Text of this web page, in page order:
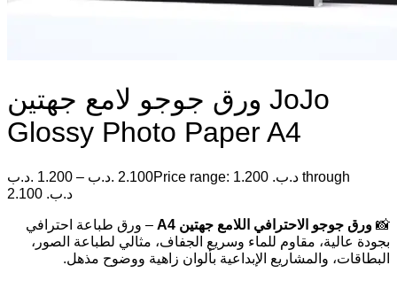
ورق جوجو لامع جهتين JoJo
Glossy Photo Paper A4
1.200 .د.ب – 2.100 .د.ب
Price range: 1.200 .د.ب through
2.100 .د.ب
📸 ورق جوجو الاحترافي اللامع جهتين A4
– ورق طباعة احترافي
بجودة عالية، مقاوم للماء وسريع الجفاف، مثالي لطباعة الصور،
البطاقات، والمشاريع الإبداعية بألوان زاهية ووضوح مذهل.